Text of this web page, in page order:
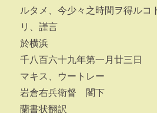
ルタメ、今少々之時間ヲ得ルコ
リ、謹言
於横浜
千八百六十九年第一月廿三日
マキス、ウートレー
岩倉右兵衛督 閣下
蘭書状翻訳